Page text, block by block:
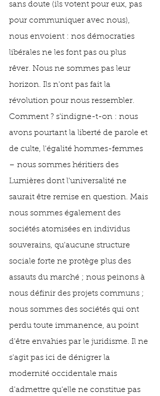
sans doute (ils votent pour eux, pas
pour communiquer avec nous),
nous envoient : nos démocraties
libérales ne les font pas ou plus
rêver. Nous ne sommes pas leur
horizon. Ils n'ont pas fait la
révolution pour nous ressembler.
Comment ? s'indigne-t-on : nous
avons pourtant la liberté de parole et
de culte, l'égalité hommes-femmes
– nous sommes héritiers des
Lumières dont l'universalité ne
saurait être remise en question. Mais
nous sommes également des
sociétés atomisées en individus
souverains, qu'aucune structure
sociale forte ne protège plus des
assauts du marché ; nous peinons à
nous définir des projets communs ;
nous sommes des sociétés qui ont
perdu toute immanence, au point
d'être envahies par le juridisme. Il ne
s'agit pas ici de dénigrer la
modernité occidentale mais
d'admettre qu'elle ne constitue pas